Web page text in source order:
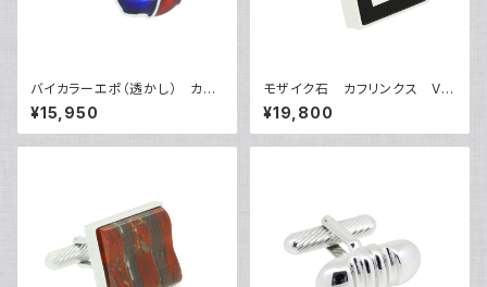
バイカラーエポ（透かし） カフ
リンクス VQC-1201
¥15,950
モザイク石 カフリンクス VQ
C-1503A
¥19,800